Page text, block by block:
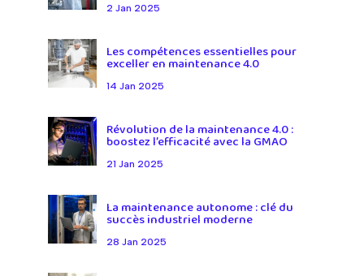
2 Jan 2025
Les compétences essentielles pour
exceller en maintenance 4.0
14 Jan 2025
Révolution de la maintenance 4.0 :
boostez l’efficacité avec la GMAO
21 Jan 2025
La maintenance autonome : clé du
succès industriel moderne
28 Jan 2025